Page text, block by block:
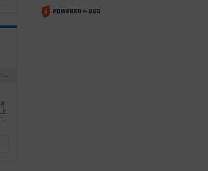
[NEW] 【巣鴨】土曜ゲーム会 テーマ：街・地名のゲーム（2020年12月02日 17時54分）